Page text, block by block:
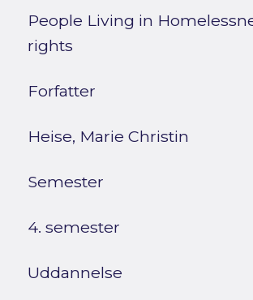
People Living in
rights
Forfatter
Heise, Marie Christin
Semester
4. semester
Uddannelse